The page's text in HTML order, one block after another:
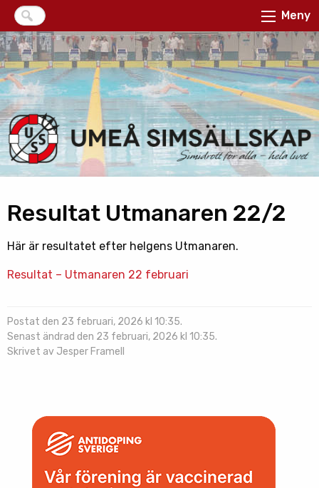
Meny
Resultat Utmanaren 22/2
Här är resultatet efter helgens Utmanaren.
Resultat – Utmanaren 22 februari
Postat den 23 februari, 2026 kl 10:35.
Senast ändrad den 23 februari, 2026 kl 10:35.
Skrivet av Jesper Framell